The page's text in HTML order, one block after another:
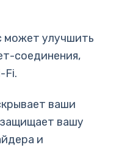
может улучшить
соединения,
Fi.
ваши
вашу
и